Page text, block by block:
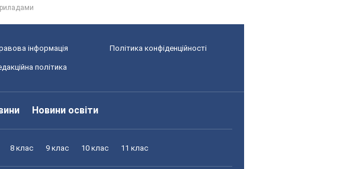
інформація Політика конфіденційності
політика
Новини освіти
8 клас 9 клас 10 клас 11 клас